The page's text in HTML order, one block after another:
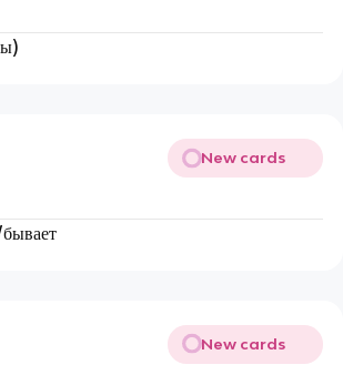
New cards
New cards